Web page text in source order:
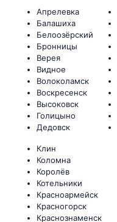
Апрелевка
Балашиха
Белоозёрский
Бронницы
Верея
Видное
Волоколамск
Воскресенск
Высоковск
Голицыно
Дедовск
Клин
Коломна
Королёв
Котельники
Красноармейск
Красногорск
Краснознаменск